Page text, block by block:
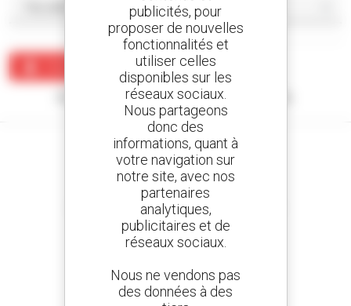
Aucun résultat ne correspond à votre recherche.
Créez vos alertes
et recevez des annonces de matériels d'occasion
800 concessionnaires
Manitou partout dans le monde
publicités, pour
proposer de nouvelles
fonctionnalités et
utiliser celles
disponibles sur les
réseaux sociaux.
Nous partageons
donc des
informations, quant à
votre navigation sur
notre site, avec nos
partenaires
analytiques,
publicitaires et de
réseaux sociaux.
Nous ne vendons pas
des données à des